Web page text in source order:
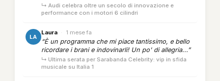
↳ Audi celebra oltre un secolo di innovazione e
performance con i motori 6 cilindri
LA
Laura · 1 mese fa
“È un programma che mi piace tantissimo, e bello
ricordare i brani e indovinarli! Un po' di allegria...”
↳ Ultima serata per Sarabanda Celebrity: vip in sfida
musicale su Italia 1